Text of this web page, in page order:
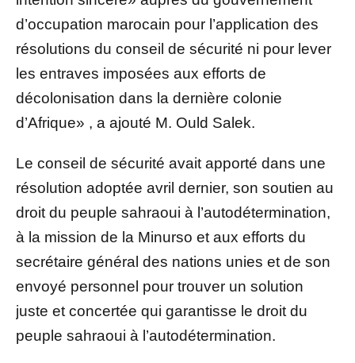
d’occupation marocain pour l’application des
résolutions du conseil de sécurité ni pour lever
les entraves imposées aux efforts de
décolonisation dans la dernière colonie
d’Afrique» , a ajouté M. Ould Salek.
Le conseil de sécurité avait apporté dans une
résolution adoptée avril dernier, son soutien au
droit du peuple sahraoui à l’autodétermination,
à la mission de la Minurso et aux efforts du
secrétaire général des nations unies et de son
envoyé personnel pour trouver un solution
juste et concertée qui garantisse le droit du
peuple sahraoui à l’autodétermination.